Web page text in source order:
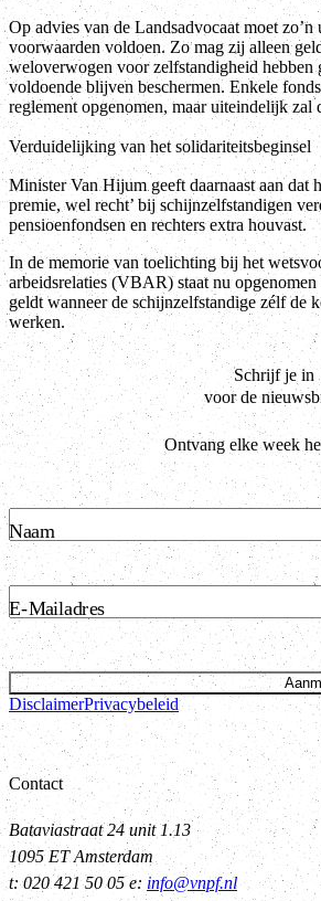
Op advies van de Landsadvocaat moet
voorwaarden voldoen. Zo mag zij alleen
weloverwogen voor zelfstandigheid hebben
voldoende blijven beschermen. Enkele
reglement opgenomen, maar uiteindelijk zal
Verduidelijking van het solidariteitsbeginsel
Minister Van Hijum geeft daarnaast aan dat
premie, wel recht’ bij schijnzelfstandigen
pensioenfondsen en rechters extra houvast.
In de memorie van toelichting bij het
arbeidsrelaties (VBAR) staat nu
geldt wanneer de schijnzelfstandige zélf de
werken.
Schrijf je in
voor de
Ontvang elke week
Naam
E-Mailadres
DisclaimerPrivacybeleid
Contact
Bataviastraat 24 unit 1.13
1095 ET Amsterdam
t: 020 421 50 05 e: info@vnpf.nl